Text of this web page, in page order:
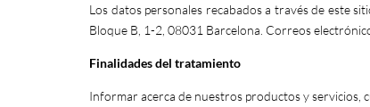
Los datos personales recabados a través de este
Bloque B, 1-2, 08031 Barcelona. Correos
Finalidades del tratamiento
Informar acerca de nuestros productos y servicios,